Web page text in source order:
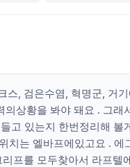
, 검은수염, 혁명군, 거
상황을 봐야 돼요 . 그래
고 있는지 한번정리해 볼
는 엘바프에있고요 . 에
프를 모두찾아서 라프텔